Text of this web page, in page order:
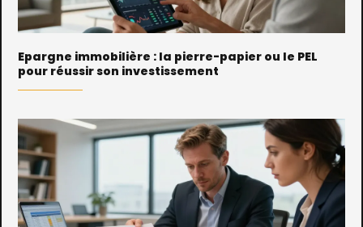
Epargne immobilière : la pierre-papier ou le PEL
pour réussir son investissement